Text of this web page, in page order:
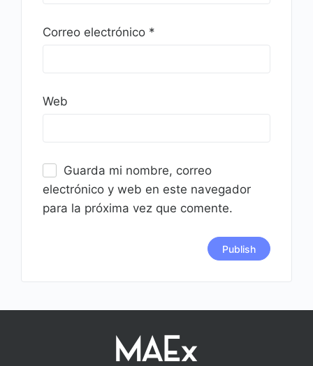
Correo electrónico *
Web
Guarda mi nombre, correo
electrónico y web en este navegador
para la próxima vez que comente.